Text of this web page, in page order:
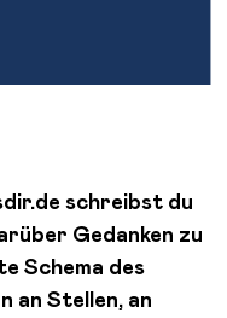
schreibst du
Gedanken zu
Schema des
an Stellen, an